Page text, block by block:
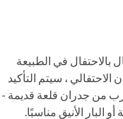
بالاحتفال في الطبيعة
، سيتم التأكيد
من جدران قلعة قديمة -
الأنيق مناسبًا.